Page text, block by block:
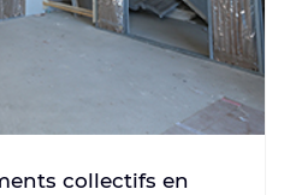
collectifs en